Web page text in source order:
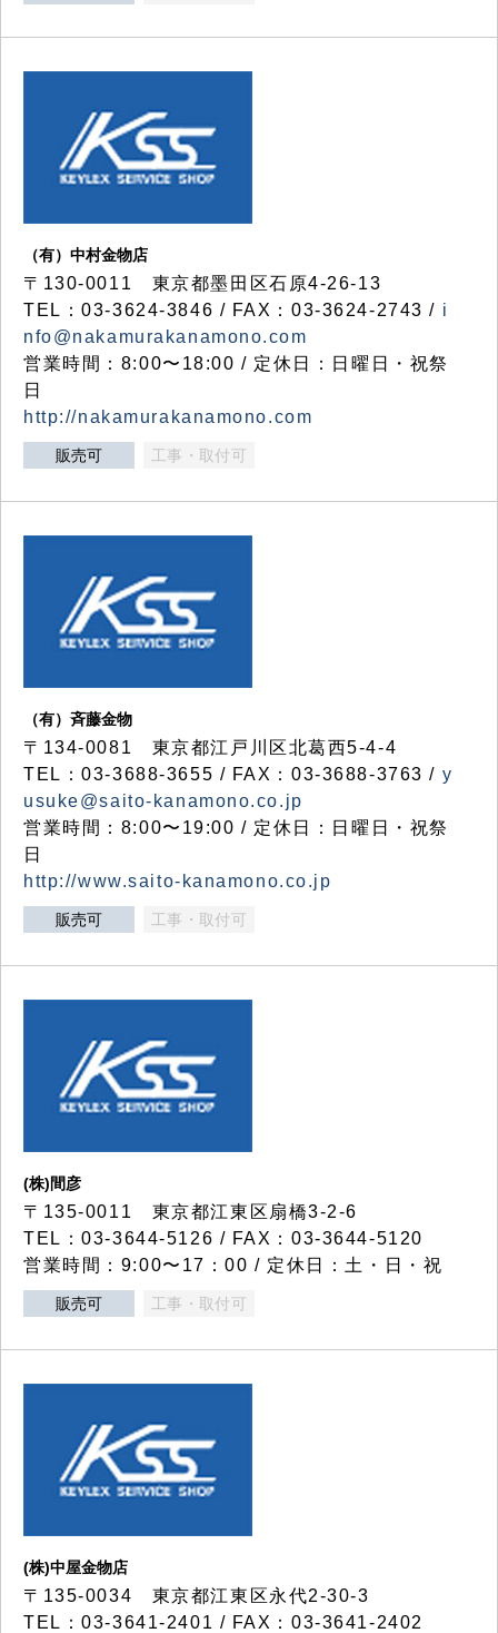
（有）中村金物店
〒130-0011 東京都墨田区石原4-26-13
TEL：03-3624-3846 / FAX：03-3624-2743 / i
nfo@nakamurakanamono.com
営業時間：8:00〜18:00 / 定休日：日曜日・祝祭
日
http://nakamurakanamono.com
販売可 工事・取付可
（有）斉藤金物
〒134-0081 東京都江戸川区北葛西5-4-4
TEL：03-3688-3655 / FAX：03-3688-3763 / y
usuke@saito-kanamono.co.jp
営業時間：8:00〜19:00 / 定休日：日曜日・祝祭
日
http://www.saito-kanamono.co.jp
販売可 工事・取付可
(株)間彦
〒135-0011 東京都江東区扇橋3-2-6
TEL：03-3644-5126 / FAX：03-3644-5120
営業時間：9:00〜17：00 / 定休日：土・日・祝
販売可 工事・取付可
(株)中屋金物店
〒135-0034 東京都江東区永代2-30-3
TEL：03-3641-2401 / FAX：03-3641-2402